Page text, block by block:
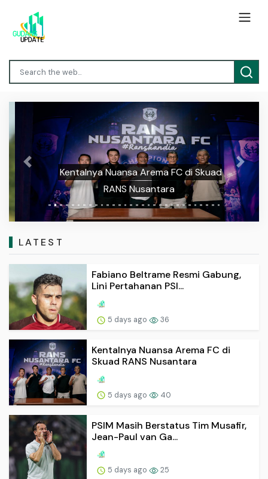
Kentalnya Nuansa Arema FC di Skuad
RANS Nusantara
Previous Next
LATEST
Fabiano Beltrame Resmi Gabung,
Lini Pertahanan PSI...
5 days ago 36
Kentalnya Nuansa Arema FC di
Skuad RANS Nusantara
5 days ago 40
PSIM Masih Berstatus Tim Musafir,
Jean-Paul van Ga...
5 days ago 25